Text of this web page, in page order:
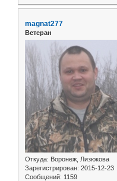
magnat277
Ветеран
Откуда: Воронеж, Лизюкова
Зарегистрирован: 2015-12-23
Сообщений: 1159